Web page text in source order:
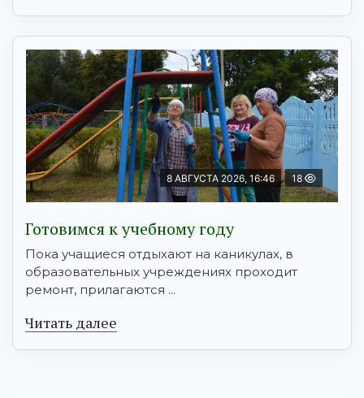
8 АВГУСТА 2026, 16:46 18
Готовимся к учебному году
Пока учащиеся отдыхают на каникулах, в
образовательных учреждениях проходит
ремонт, прилагаются ...
Читать далее